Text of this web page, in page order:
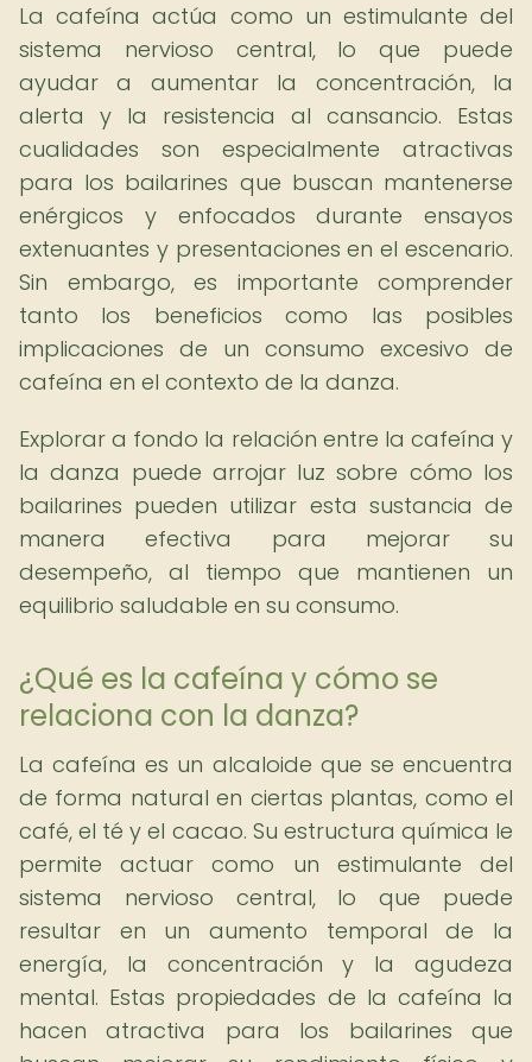
La cafeína actúa como un estimulante del
sistema nervioso central, lo que puede
ayudar a aumentar la concentración, la
alerta y la resistencia al cansancio. Estas
cualidades son especialmente atractivas
para los bailarines que buscan mantenerse
enérgicos y enfocados durante ensayos
extenuantes y presentaciones en el escenario.
Sin embargo, es importante comprender
tanto los beneficios como las posibles
implicaciones de un consumo excesivo de
cafeína en el contexto de la danza.
Explorar a fondo la relación entre la cafeína y
la danza puede arrojar luz sobre cómo los
bailarines pueden utilizar esta sustancia de
manera efectiva para mejorar su
desempeño, al tiempo que mantienen un
equilibrio saludable en su consumo.
¿Qué es la cafeína y cómo se
relaciona con la danza?
La cafeína es un alcaloide que se encuentra
de forma natural en ciertas plantas, como el
café, el té y el cacao. Su estructura química le
permite actuar como un estimulante del
sistema nervioso central, lo que puede
resultar en un aumento temporal de la
energía, la concentración y la agudeza
mental. Estas propiedades de la cafeína la
hacen atractiva para los bailarines que